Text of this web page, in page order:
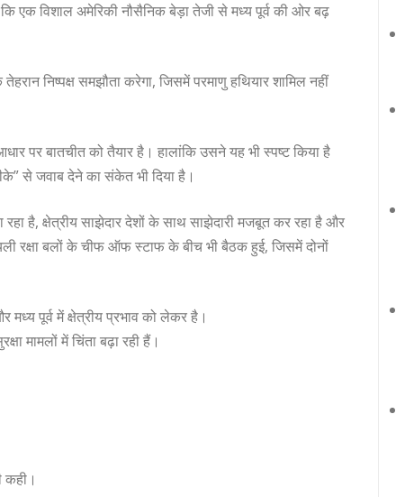
एक विशाल अमेरिकी नौसैनिक बेड़ा तेजी से मध्य पूर्व की ओर बढ़
निष्पक्ष समझौता करेगा, जिसमें परमाणु हथियार शामिल नहीं
पर बातचीत को तैयार है। हालांकि उसने यह भी स्पष्ट किया है
से जवाब देने का संकेत भी दिया है।
है, क्षेत्रीय साझेदार देशों के साथ साझेदारी मजबूत कर रहा है और
रक्षा बलों के चीफ ऑफ स्टाफ के बीच भी बैठक हुई, जिसमें दोनों
पूर्व में क्षेत्रीय प्रभाव को लेकर है।
मामलों में चिंता बढ़ा रही हैं।
कही।